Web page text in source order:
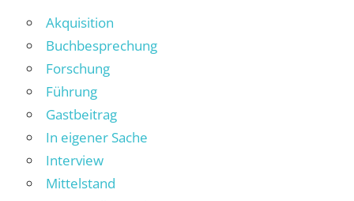
Akquisition
Buchbesprechung
Forschung
Führung
Gastbeitrag
In eigener Sache
Interview
Mittelstand